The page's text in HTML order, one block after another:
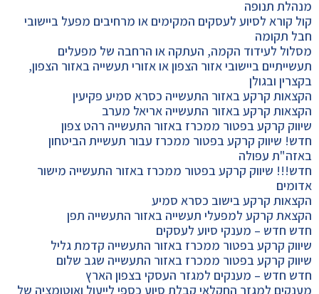
מנהלת תנופה
קול קורא לסיוע לעסקים המקימים או מרחיבים מפעל ביישובי
חבל תקומה
מסלול לעידוד הקמה, העתקה או הרחבה של מפעלים
תעשייתיים ביישובי אזור הצפון או אזורי תעשייה באזור הצפון,
בקצרין ובגולן
הקצאות קרקע באזור התעשייה כסרא סמיע פקיעין
הקצאות קרקע באזור התעשייה אריאל מערב
שיווק קרקע בפטור ממכרז באזור התעשייה רהט צפון
חדש! שיווק קרקע בפטור ממכרז עבור תעשיית הביטחון
באזה"ת עפולה
חדש!!! שיווק קרקע בפטור ממכרז באזור התעשייה מישור
אדומים
הקצאות קרקע בישוב כסרא סמיע
הקצאת קרקע למפעלי תעשייה באזור התעשייה תפן
חדש חדש – מענקי סיוע לעסקים
שיווק קרקע בפטור ממכרז באזור התעשייה קדמת גליל
שיווק קרקע בפטור ממכרז באזור התעשייה שגב שלום
חדש חדש – מענקים למגזר העסקי בצפון הארץ
מענקים למגזר החקלאי קבלת סיוע כספי לייעול ואוטומציה של